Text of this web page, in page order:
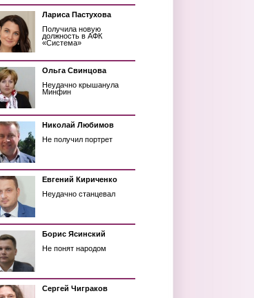
Лариса Пастухова
Получила новую
должность в АФК
«Система»
Ольга Свинцова
Неудачно крышанула
Минфин
Николай Любимов
Не получил портрет
Евгений Кириченко
Неудачно станцевал
Борис Ясинский
Не понят народом
Сергей Чиграков